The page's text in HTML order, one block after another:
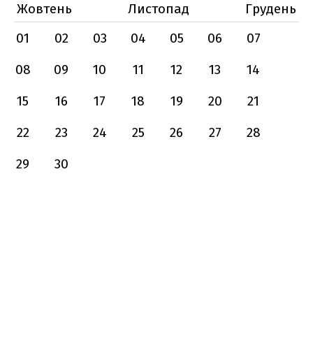
Жовтень
Листопад
Грудень
01
02 03 04 05 06
07
08
09 10 11 12 13
14
15
16 17 18 19 20
21
22
23 24 25 26 27
28
29
30